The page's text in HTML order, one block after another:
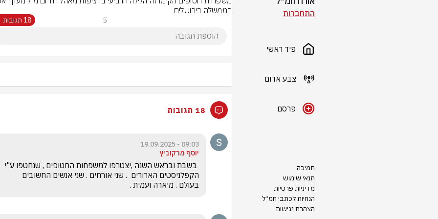
התחברות
פיד ראשי
צבע אדום
פרסם
תמיכה
תנאי שימוש
מדיניות פרטיות
הנחיות לכתבי חמ״ל
הצהרת נגישות
הממשלה בירושלים
5 18 תגובות
18 תגובות
09:03 - 19.09.2025
יוסף מרקוביץ
בעולם . מיארה ועמית .